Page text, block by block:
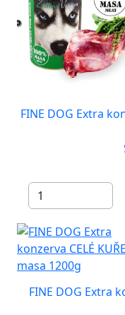
FINE DOG Extra
FINE DOG Extra